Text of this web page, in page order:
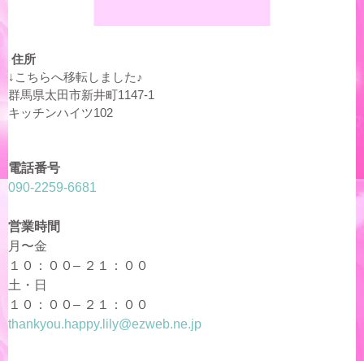
住所
↓こちらへ移転しました♪
群馬県太田市新井町1147-1
キッチンハイツ102
電話番号
090-2259-6681
営業時間
月〜金
１０：００– ２１：００
土・日
１０：００– ２１：００
thankyou.happy.lily@ezweb.ne.jp